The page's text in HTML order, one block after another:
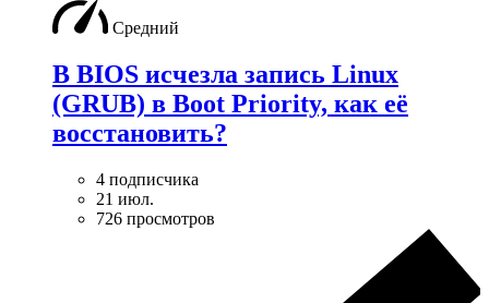
Средний
В BIOS исчезла запись Linux
(GRUB) в Boot Priority, как её
восстановить?
4 подписчика
21 июл.
726 просмотров